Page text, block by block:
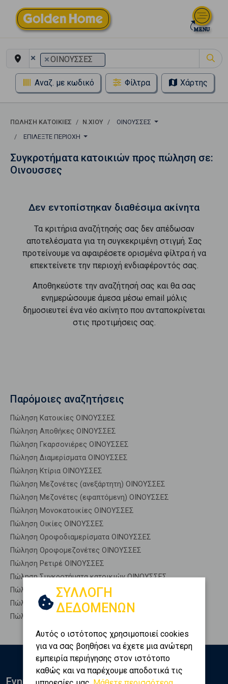
× ×ΟΙΝΟΥΣΣΕΣ
Αναζ. με κωδικό Φίλτρα Χάρτης
ΠΏΛΗΣΗ ΚΑΤΟΙΚΊΕΣ Ν.ΧΙΟΥ
ΟΙΝΟΥΣΣΕΣ
ΕΠΙΛΈΞΤΕ ΠΕΡΙΟΧΉ
Συγκροτήματα κατοικιών προς πώληση σε:
Οινουσσες
Δεν εντοπίστηκαν διαθέσιμα ακίνητα
Τα κριτήρια αναζήτησής σας δεν απέδωσαν
αποτελέσματα για τη συγκεκριμένη στιγμή. Σας
προτείνουμε να αφαιρέσετε ορισμένα φίλτρα ή να
επεκτείνετε την περιοχή ενδιαφέροντός σας.
Αποθηκεύστε την αναζήτησή σας και θα σας
ενημερώσουμε άμεσα μέσω email μόλις
δημοσιευτεί ένα νέο ακίνητο που ανταποκρίνεται
στις προτιμήσεις σας.
Παρόμοιες αναζητήσεις
Πώληση Κατοικίες ΟΙΝΟΥΣΣΕΣ
Πώληση Αποθήκες ΟΙΝΟΥΣΣΕΣ
Πώληση Γκαρσονιέρες ΟΙΝΟΥΣΣΕΣ
Πώληση Διαμερίσματα ΟΙΝΟΥΣΣΕΣ
Πώληση Κτίρια ΟΙΝΟΥΣΣΕΣ
Πώληση Μεζονέτες (ανεξάρτητη) ΟΙΝΟΥΣΣΕΣ
Πώληση Μεζονέτες (εφαπτόμενη) ΟΙΝΟΥΣΣΕΣ
Πώληση Μονοκατοικίες ΟΙΝΟΥΣΣΕΣ
Πώληση Οικίες ΟΙΝΟΥΣΣΕΣ
Πώληση Οροφοδιαμερίσματα ΟΙΝΟΥΣΣΕΣ
Πώληση Οροφομεζονέτες ΟΙΝΟΥΣΣΕΣ
Πώληση Ρετιρέ ΟΙΝΟΥΣΣΕΣ
Πώληση Συγκροτήματα κατοικιών ΟΙΝΟΥΣΣΕΣ
Πώληση Υπόγεια ΟΙΝΟΥΣΣΕΣ
Πώληση Υπόσκαφα ΟΙΝΟΥΣΣΕΣ
Πώληση Υπολ. υψουν ΟΙΝΟΥΣΣΕΣ
ΣΥΛΛΟΓΗ
ΔΕΔΟΜΕΝΩΝ
Αυτός ο ιστότοπος χρησιμοποιεί cookies
για να σας βοηθήσει να έχετε μια ανώτερη
εμπειρία περιήγησης στον ιστότοπο
καθώς και να παρέχουμε αποδοτικά τις
Ενημερωθείτε